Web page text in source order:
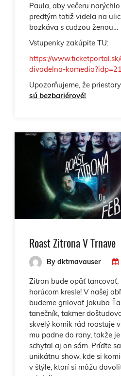
Paula, aby večeru
predtým totiž videla na
bozkáva s cudzou ženou…
Vstupenky zakúpite TU:
https://
divadelna-
Upozorňujeme, že
sú bezbariérové!
Roast Zitrona V Trnave
By dktrnavauser
Zitron bude opäť
horúcom kresle! V našej
budeme grilovať Jakuba
tanečník, takmer
skvelý komik rád roastuje
mu padne do rany, takže
schytal aj on sám. Príďte
unikátnu show, kde si
v štýle, ktorí si môžu